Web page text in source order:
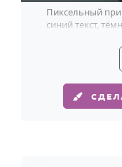
Пиксельный
синий текст,